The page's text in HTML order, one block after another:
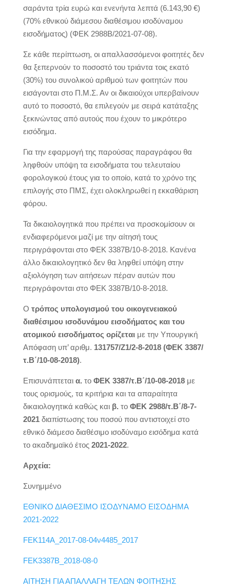
σαράντα τρία ευρώ και ενενήντα λεπτά (6.143,90 €)
(70% εθνικού διάμεσου διαθέσιμου ισοδύναμου
εισοδήματος) (ΦΕΚ 2988Β/2021-07-08).
Σε κάθε περίπτωση, οι απαλλασσόμενοι φοιτητές δεν
θα ξεπερνούν το ποσοστό του τριάντα τοις εκατό
(30%) του συνολικού αριθμού των φοιτητών που
εισάγονται στο Π.Μ.Σ. Αν οι δικαιούχοι υπερβαίνουν
αυτό το ποσοστό, θα επιλεγούν με σειρά κατάταξης
ξεκινώντας από αυτούς που έχουν το μικρότερο
εισόδημα.
Για την εφαρμογή της παρούσας παραγράφου θα
ληφθούν υπόψη τα εισοδήματα του τελευταίου
φορολογικού έτους για το οποίο, κατά το χρόνο της
επιλογής στο ΠΜΣ, έχει ολοκληρωθεί η εκκαθάριση
φόρου.
Τα δικαιολογητικά που πρέπει να προσκομίσουν οι
ενδιαφερόμενοι μαζί με την αίτησή τους
περιγράφονται στο ΦΕΚ 3387Β/10-8-2018. Κανένα
άλλο δικαιολογητικό δεν θα ληφθεί υπόψη στην
αξιολόγηση των αιτήσεων πέραν αυτών που
περιγράφονται στο ΦΕΚ 3387Β/10-8-2018.
Ο τρόπος υπολογισμού του οικογενειακού
διαθέσιμου ισοδυνάμου εισοδήματος και του
ατομικού εισοδήματος ορίζεται με την Υπουργική
Απόφαση υπ’ αριθμ. 131757/Ζ1/2-8-2018 (ΦΕΚ 3387/
τ.Β΄/10-08-2018).
Επισυνάπτεται α. το ΦΕΚ 3387/τ.Β΄/10-08-2018με
τους ορισμούς, τα κριτήρια και τα απαραίτητα
δικαιολογητικά καθώς και β. το ΦΕΚ 2988/τ.Β΄/8-7-
2021 διαπίστωσης του ποσού που αντιστοιχεί στο
εθνικό διάμεσο διαθέσιμο ισοδύναμο εισόδημα κατά
το ακαδημαϊκό έτος 2021-2022.
Αρχεία:
Συνημμένο
ΕΘΝΙΚΟ ΔΙΑΘΕΣΙΜΟ ΙΣΟΔΥΝΑΜΟ ΕΙΣΟΔΗΜΑ
2021-2022
FEK114A_2017-08-04ν4485_2017
FEK3387B_2018-08-0
ΑΙΤΗΣΗ ΓΙΑ ΑΠΑΛΛΑΓΗ ΤΕΛΩΝ ΦΟΙΤΗΣΗΣ